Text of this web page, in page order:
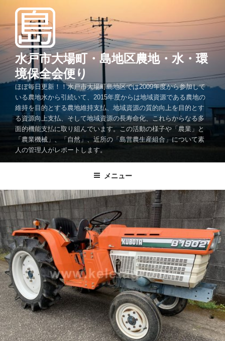
テ
ン
へ
水戸市大場町・島地区農地・水・環
境保全会便り
ほぼ毎日更新！！水戸市大場町島地区では2009年度から参加して
いる農地水から引続いて、2015年度からは地域資源である農地の
維持を目的とする農地維持支払、地域資源の質的向上を目的とす
る資源向上支払、そして地域資源の長寿命化、これらからなる多
面的機能支払に取り組んでいます。この活動の様子や「農業」と
「農業機械」、「自然」、近所の「島営農生産組合」について素
人の管理人がレポートします。
メニュー